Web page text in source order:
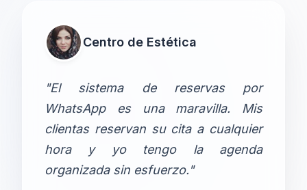
Centro de Estética
"El sistema de reservas por
WhatsApp es una maravilla. Mis
clientas reservan su cita a cualquier
hora y yo tengo la agenda
organizada sin esfuerzo."